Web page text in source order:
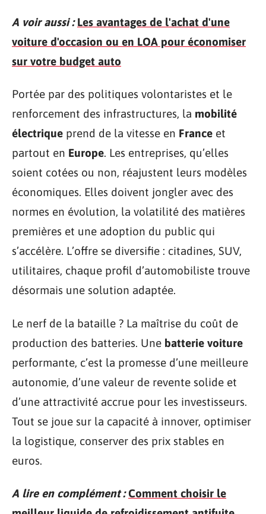
A voir aussi : Les avantages de l'achat d'une
voiture d'occasion ou en LOA pour économiser
sur votre budget auto
Portée par des politiques volontaristes et le
renforcement des infrastructures, la mobilité
électrique prend de la vitesse en France et
partout en Europe. Les entreprises, qu’elles
soient cotées ou non, réajustent leurs modèles
économiques. Elles doivent jongler avec des
normes en évolution, la volatilité des matières
premières et une adoption du public qui
s’accélère. L’offre se diversifie : citadines, SUV,
utilitaires, chaque profil d’automobiliste trouve
désormais une solution adaptée.
Le nerf de la bataille ? La maîtrise du coût de
production des batteries. Une batterie voiture
performante, c’est la promesse d’une meilleure
autonomie, d’une valeur de revente solide et
d’une attractivité accrue pour les investisseurs.
Tout se joue sur la capacité à innover, optimiser
la logistique, conserver des prix stables en
euros.
A lire en complément : Comment choisir le